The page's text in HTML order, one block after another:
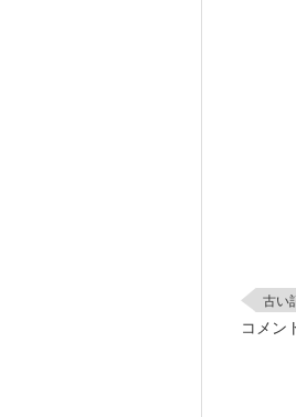
古い
コメン